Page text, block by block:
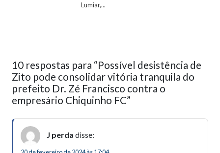
Lumiar,...
10 respostas para “Possível desistência de
Zito pode consolidar vitória tranquila do
prefeito Dr. Zé Francisco contra o
empresário Chiquinho FC”
J perda disse: